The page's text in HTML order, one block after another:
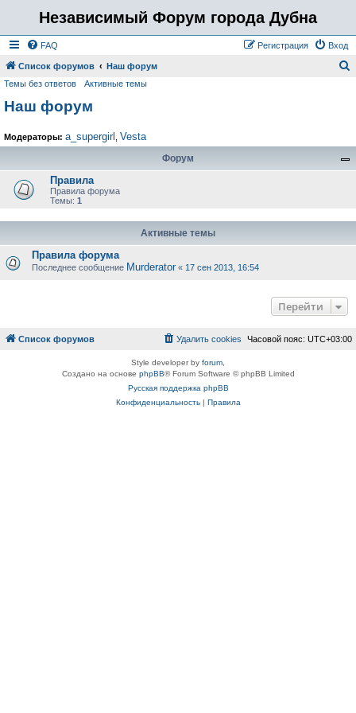
Независимый Форум города Дубна
FAQ Вход
Регистрация
Список форумов Наш форум
Темы без ответов Активные темы
Наш форум
Модераторы: a_supergirl Vesta
Форум
Правила
Правила форума
Темы: 1
Активные темы
Правила форума
Последнее сообщение Murderator « 17 сен 2013, 16:54
Перейти
Список форумов Часовой пояс: UTC+03:00
Удалить cookies
Style developer by forum
Создано на основе phpBB® Forum Software © phpBB Limited
Русская поддержка phpBB
Конфиденциальность| Правила